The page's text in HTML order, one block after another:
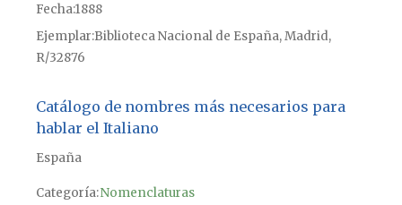
Fecha1888
Ejemplar Biblioteca Nacional de España, Madrid,
R/32876
Catálogo de nombres más necesarios para
hablar el Italiano
España
Categoría:Nomenclaturas